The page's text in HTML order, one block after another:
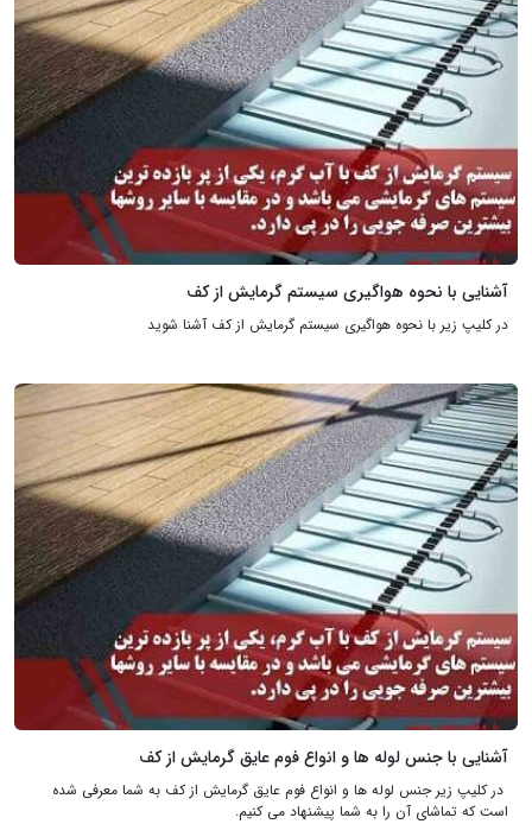
آشنایی با نحوه هواگیری سیستم گرمایش از کف
در کلیپ زیر با نحوه هواگیری سیستم گرمایش از کف آشنا شوید
آشنایی با جنس لوله ها و انواع فوم عایق گرمایش از کف
در کلیپ زیر جنس لوله ها و انواع فوم عایق گرمایش از کف به شما معرفی شده
است که تماشای آن را به شما پیشنهاد می کنیم.